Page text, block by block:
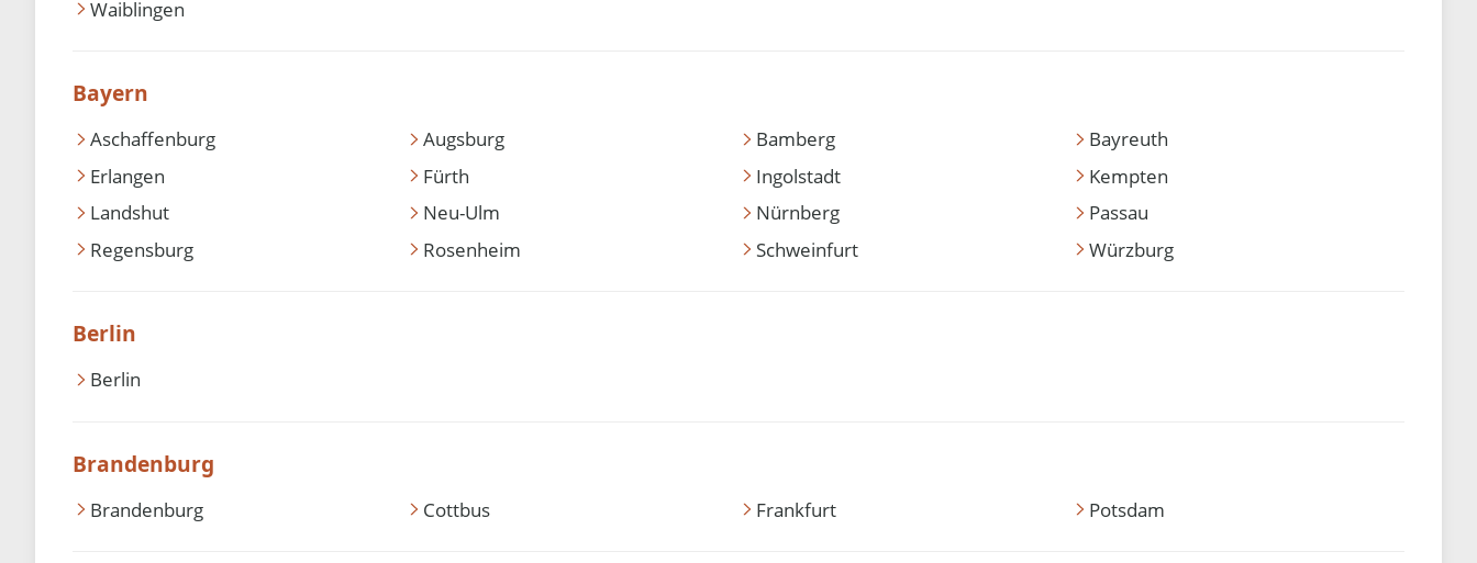
Waiblingen
Bayern
Aschaffenburg Augsburg Bamberg
Bayreuth
Erlangen
Fürth Ingolstadt
Kempten
Landshut
Neu-Ulm Nürnberg
Passau
Regensburg
Rosenheim Schweinfurt Würzburg
Berlin
Berlin
Brandenburg
Brandenburg Cottbus Frankfurt Potsdam